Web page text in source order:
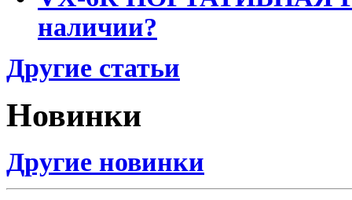
наличии?
Другие статьи
Новинки
Другие новинки